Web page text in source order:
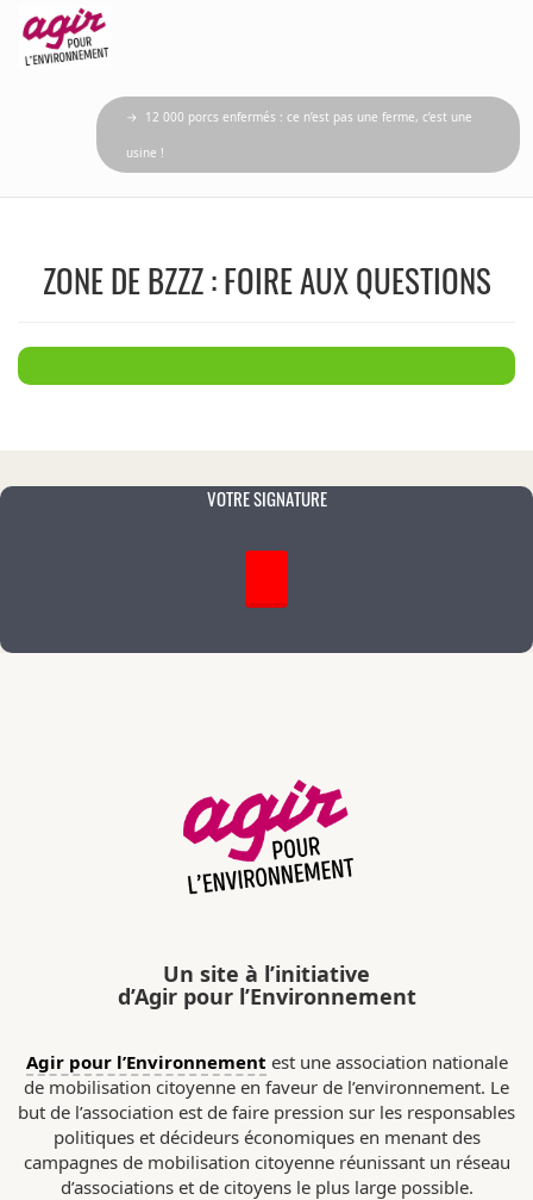
→ 12 000 porcs enfermés : ce n’est pas une ferme, c’est une
usine !
ZONE DE BZZZ : FOIRE AUX QUESTIONS
VOTRE SIGNATURE
Un site à l’initiative
d’Agir pour l’Environnement
Agir pour l’Environnement est une association nationale
de mobilisation citoyenne en faveur de l’environnement. Le
but de l’association est de faire pression sur les responsables
politiques et décideurs économiques en menant des
campagnes de mobilisation citoyenne réunissant un réseau
d’associations et de citoyens le plus large possible.